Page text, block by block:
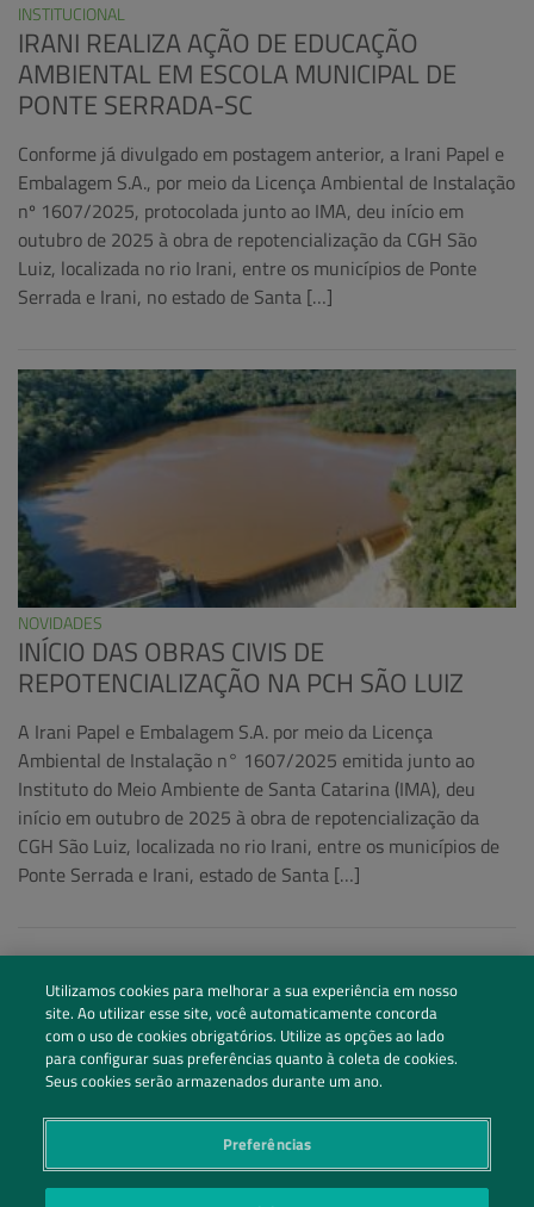
INSTITUCIONAL
IRANI REALIZA AÇÃO DE EDUCAÇÃO
AMBIENTAL EM ESCOLA MUNICIPAL DE
PONTE SERRADA-SC
Conforme já divulgado em postagem anterior, a Irani Papel e
Embalagem S.A., por meio da Licença Ambiental de Instalação
nº 1607/2025, protocolada junto ao IMA, deu início em
outubro de 2025 à obra de repotencialização da CGH São
Luiz, localizada no rio Irani, entre os municípios de Ponte
Serrada e Irani, no estado de Santa […]
NOVIDADES
INÍCIO DAS OBRAS CIVIS DE
REPOTENCIALIZAÇÃO NA PCH SÃO LUIZ
A Irani Papel e Embalagem S.A. por meio da Licença
Ambiental de Instalação n° 1607/2025 emitida junto ao
Instituto do Meio Ambiente de Santa Catarina (IMA), deu
início em outubro de 2025 à obra de repotencialização da
CGH São Luiz, localizada no rio Irani, entre os municípios de
Ponte Serrada e Irani, estado de Santa […]
Siga nossas redes sociais
Utilizamos cookies para melhorar a sua experiência em nosso
site. Ao utilizar esse site, você automaticamente concorda
com o uso de cookies obrigatórios. Utilize as opções ao lado
para configurar suas preferências quanto à coleta de cookies.
Seus cookies serão armazenados durante um ano.
Preferências